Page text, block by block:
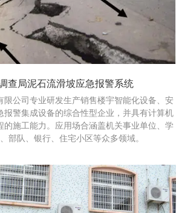
查局泥石流滑坡应急报警系统
限公司专业研发生产销售楼宇智能化设备、安
报警集成设备的综合性型企业，并具有计算机
的施工能力。应用场合涵盖机关事业单位、学
部队、银行、住宅小区等众多领域。